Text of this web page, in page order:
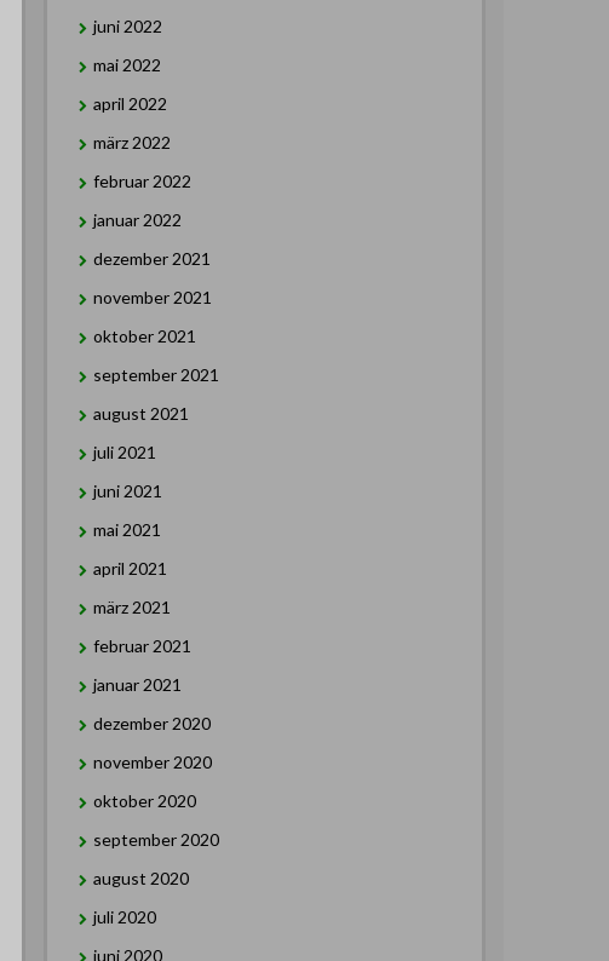
juni 2022
mai 2022
april 2022
märz 2022
februar 2022
januar 2022
dezember 2021
november 2021
oktober 2021
september 2021
august 2021
juli 2021
juni 2021
mai 2021
april 2021
märz 2021
februar 2021
januar 2021
dezember 2020
november 2020
oktober 2020
september 2020
august 2020
juli 2020
juni 2020